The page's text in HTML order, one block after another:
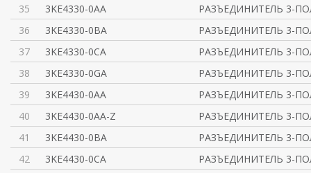
35
3KE4330-0AA
РАЗЪЕДИНИТЕЛЬ 3-
36
3KE4330-0BA
РАЗЪЕДИНИТЕЛЬ 3-
37
3KE4330-0CA
РАЗЪЕДИНИТЕЛЬ 3-
38
3KE4330-0GA
РАЗЪЕДИНИТЕЛЬ 3-
39
3KE4430-0AA
РАЗЪЕДИНИТЕЛЬ 3-
40
3KE4430-0AA-Z
РАЗЪЕДИНИТЕЛЬ 3-
41
3KE4430-0BA
РАЗЪЕДИНИТЕЛЬ 3-
42
3KE4430-0CA
РАЗЪЕДИНИТЕЛЬ 3-